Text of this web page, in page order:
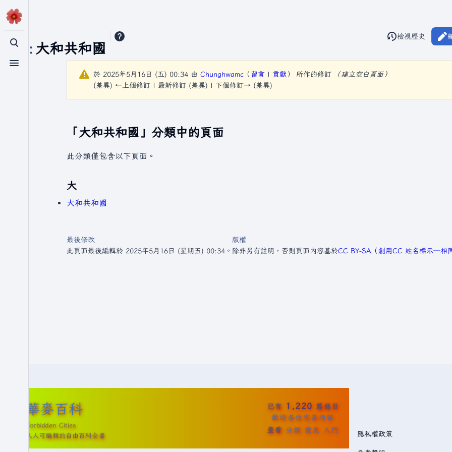
切換搜尋
切換選單
分類 : 大和共和國
視圖閱讀
檢視歷史
於 2025年5月16日 (五) 00:34 由 Chunghwamc （ 留言 | 貢獻 ） 所作的修訂
（建立空白頁面）
(差異) ←上個修訂 | 最新修訂 (差異) | 下個修訂→ (差異)
「大和共和國」分類中的頁面
此分類僅包含以下頁面。
大
大和共和國
最後修改
此頁面最後編輯於 2025年5月16日 (星期五) 00:34。
版權
除非另有註明，否則頁面內容基於CC BY-SA（創用CC 姓名標示─相
華麥百科
Forbidden Cities
人人可編輯的自由百科全書
已有 1,220 篇條目
歡迎各位完善內容
查看 分類 變更 入門 隱私權政策